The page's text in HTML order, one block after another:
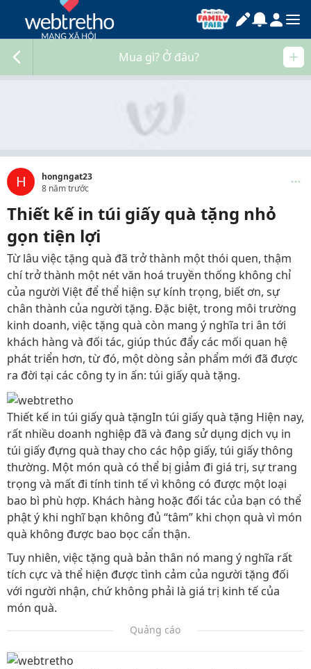
Mua gì? Ở đâu?
H
hongngat23
8 năm trước
Thiết kế in túi giấy quà tặng nhỏ
gọn tiện lợi
Từ lâu việc tặng quà đã trở thành một thói quen, thậm
chí trở thành một nét văn hoá truyền thống không chỉ
của người Việt để thể hiện sự kính trọng, biết ơn, sự
chân thành của người tặng. Đặc biệt, trong môi trường
kinh doanh, việc tặng quà còn mang ý nghĩa tri ân tới
khách hàng và đối tác, giúp thúc đẩy các mối quan hệ
phát triển hơn, từ đó, một dòng sản phẩm mới đã được
ra đời tại các công ty in ấn: túi giấy quà tặng.
Thiết kế in túi giấy quà tặngIn túi giấy quà tặng Hiện nay,
rất nhiều doanh nghiệp đã và đang sử dụng dịch vụ in
túi giấy đựng quà thay cho các hộp giấy, túi giấy thông
thường. Một món quà có thể bị giảm đi giá trị, sự trang
trọng và mất đi tính tinh tế vì không có được một loại
bao bì phù hợp. Khách hàng hoặc đối tác của bạn có thể
phật ý khi nghĩ bạn không đủ “tâm” khi chọn quà vì món
quà không được bao bọc cẩn thận.
Tuy nhiên, việc tặng quà bản thân nó mang ý nghĩa rất
tích cực và thể hiện được tình cảm của người tặng đối
với người nhận, chứ không phải là giá trị kinh tế của
món quà.
Quảng cáo